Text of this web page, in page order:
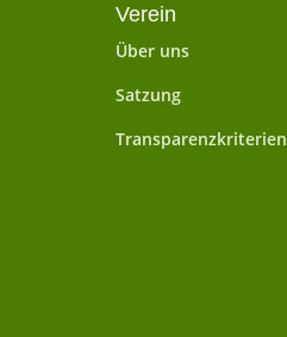
Verein
Über uns
Satzung
Transparenzkriterien